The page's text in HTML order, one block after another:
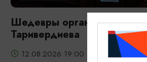
Шедевры органной
Таривердиева
12.08.2026 19:00